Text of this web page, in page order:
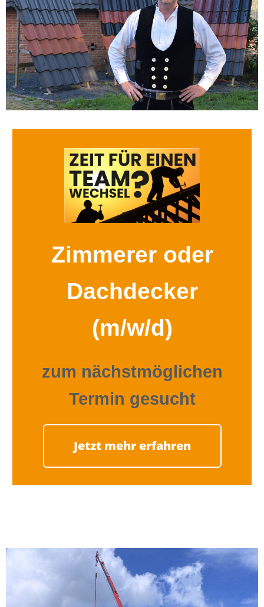
Zimmerer oder
Dachdecker​
(m/w/d)
zum nächstmöglichen
Termin gesucht
Jetzt mehr erfahren